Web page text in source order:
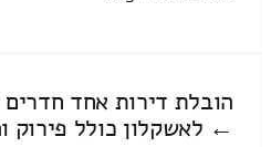
הובלת דירות אחד
← לאשקלון כולל פירוק